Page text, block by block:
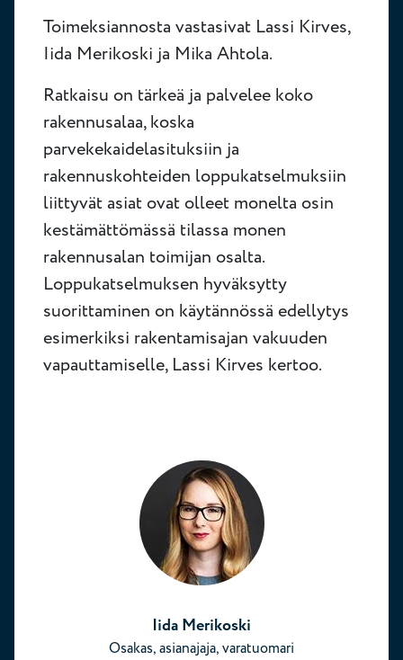
Toimeksiannosta vastasivat Lassi Kirves,
Iida Merikoski ja Mika Ahtola.
Ratkaisu on tärkeä ja palvelee koko
rakennusalaa, koska
parvekekaidelasituksiin ja
rakennuskohteiden loppukatselmuksiin
liittyvät asiat ovat olleet monelta osin
kestämättömässä tilassa monen
rakennusalan toimijan osalta.
Loppukatselmuksen hyväksytty
suorittaminen on käytännössä edellytys
esimerkiksi rakentamisajan vakuuden
vapauttamiselle, Lassi Kirves kertoo.
Iida Merikoski
Osakas, asianajaja, varatuomari